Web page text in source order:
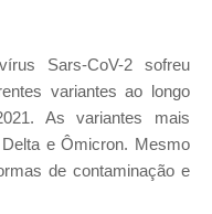
Sars-CoV-2 sofreu
variantes ao longo
As variantes mais
e Ômicron. Mesmo
de contaminação e